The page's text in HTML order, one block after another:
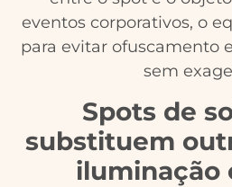
eventos corporativos, o
para evitar ofuscamento
sem
Spots de
substituem
iluminação